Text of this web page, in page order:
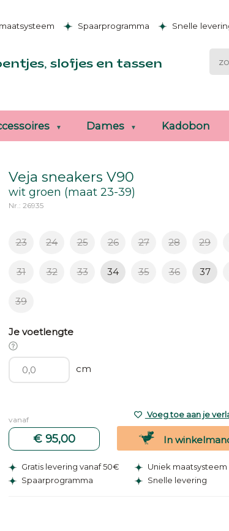
Spaarprogramma Snelle
slofjes en tassen
Dames Kadobon
Veja sneakers V90
wit groen (maat 23-39)
Nr.: 26935
23 24 25 26 27 28 29
31 32 33 34 35 36 37
39
Je voetlengte
cm
vanaf
€ 95,00
Voeg toe aan je
In
Gratis levering vanaf 50€
Uniek maatsysteem
Spaarprogramma
Snelle levering